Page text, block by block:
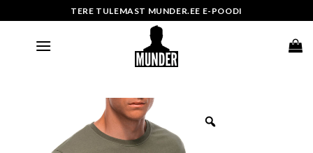
to
TERE TULEMAST MUNDER.EE E-POODI